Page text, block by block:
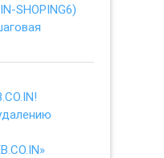
SHOPING6)